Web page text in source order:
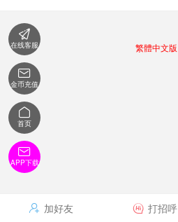
 加好友  打招呼
繁體中文版

在线客服

金币充值

首页

APP下载